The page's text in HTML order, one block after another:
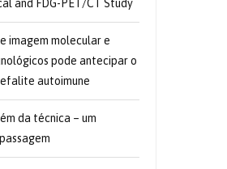
and FDG-PET/CT Study
imagem molecular e
pode antecipar o
autoimune
da técnica – um